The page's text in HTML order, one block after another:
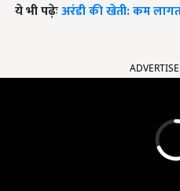
ये भी पढ़ेःअरंडी की खेती: कम